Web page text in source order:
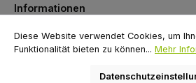
Informationen
Unser Partner
Diese Website verwendet Cookies, um
Funktionalität bieten zu können... Mehr